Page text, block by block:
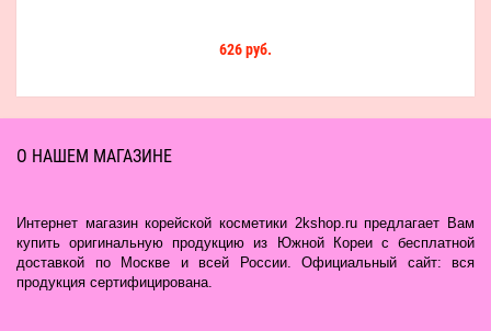
626 руб.
О НАШЕМ МАГАЗИНЕ
Интернет магазин корейской косметики 2kshop.ru предлагает Вам
купить оригинальную продукцию из Южной Кореи с бесплатной
доставкой по Москве и всей России. Официальный сайт: вся
продукция сертифицирована.